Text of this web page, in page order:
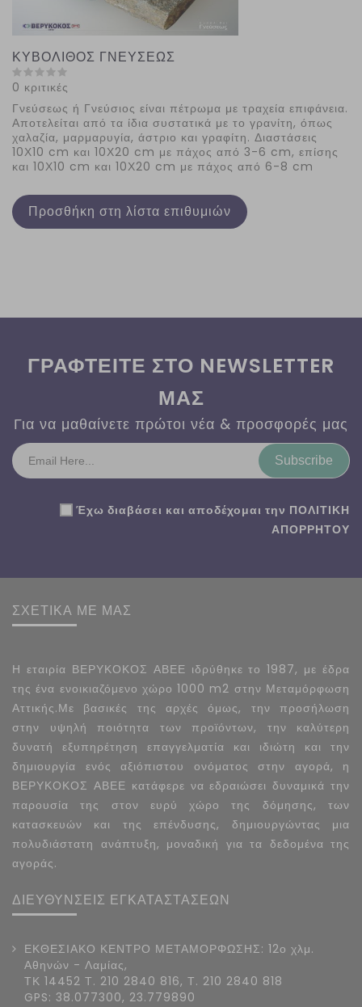
ΚΥΒΟΛΙΘΟΣ ΓΝΕΥΣΕΩΣ
0 κριτικές
Γνεύσεως ή Γνεύσιος είναι πέτρωμα με τραχεία επιφάνεια.
Αποτελείται από τα ίδια συστατικά με το γρανίτη, όπως
χαλαζία, μαρμαρυγία, άστριο και γραφίτη. Διαστάσεις
10Χ10 cm και 10Χ20 cm με πάχος από 3-6 cm, επίσης
και 10Χ10 cm και 10Χ20 cm με πάχος από 6-8 cm
Προσθήκη στη λίστα επιθυμιών
ΓΡΑΦΤΕΙΤΕ ΣΤΟ NEWSLETTER
ΜΑΣ
Για να μαθαίνετε πρώτοι νέα & προσφορές μας
Subscribe
Έχω διαβάσει και αποδέχομαι την ΠΟΛΙΤΙΚΗ
ΑΠΟΡΡΗΤΟΥ
ΣΧΕΤΙΚΑ ΜΕ ΜΑΣ
Η εταιρία ΒΕΡΥΚΟΚΟΣ ΑΒΕΕ ιδρύθηκε το 1987, με έδρα
της ένα ενοικιαζόμενο χώρο 1000 m2 στην Μεταμόρφωση
Αττικής.Με βασικές της αρχές όμως, την προσήλωση
στην υψηλή ποιότητα των προϊόντων, την καλύτερη
δυνατή εξυπηρέτηση επαγγελματία και ιδιώτη και την
δημιουργία ενός αξιόπιστου ονόματος στην αγορά, η
ΒΕΡΥΚΟΚΟΣ ΑΒΕΕ κατάφερε να εδραιώσει δυναμικά την
παρουσία της στον ευρύ χώρο της δόμησης, των
κατασκευών και της επένδυσης, δημιουργώντας μια
πολυδιάστατη ανάπτυξη, μοναδική για τα δεδομένα της
αγοράς.
ΔΙΕΥΘΥΝΣΕΙΣ ΕΓΚΑΤΑΣΤΑΣΕΩΝ
ΕΚΘΕΣΙΑΚΟ ΚΕΝΤΡΟ ΜΕΤΑΜΟΡΦΩΣΗΣ: 12ο χλμ.
Αθηνών - Λαμίας,
ΤΚ 14452 Τ. 210 2840 816, Τ. 210 2840 818
GPS: 38.077300, 23.779890